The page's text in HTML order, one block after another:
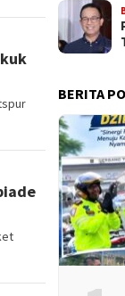
BERITA